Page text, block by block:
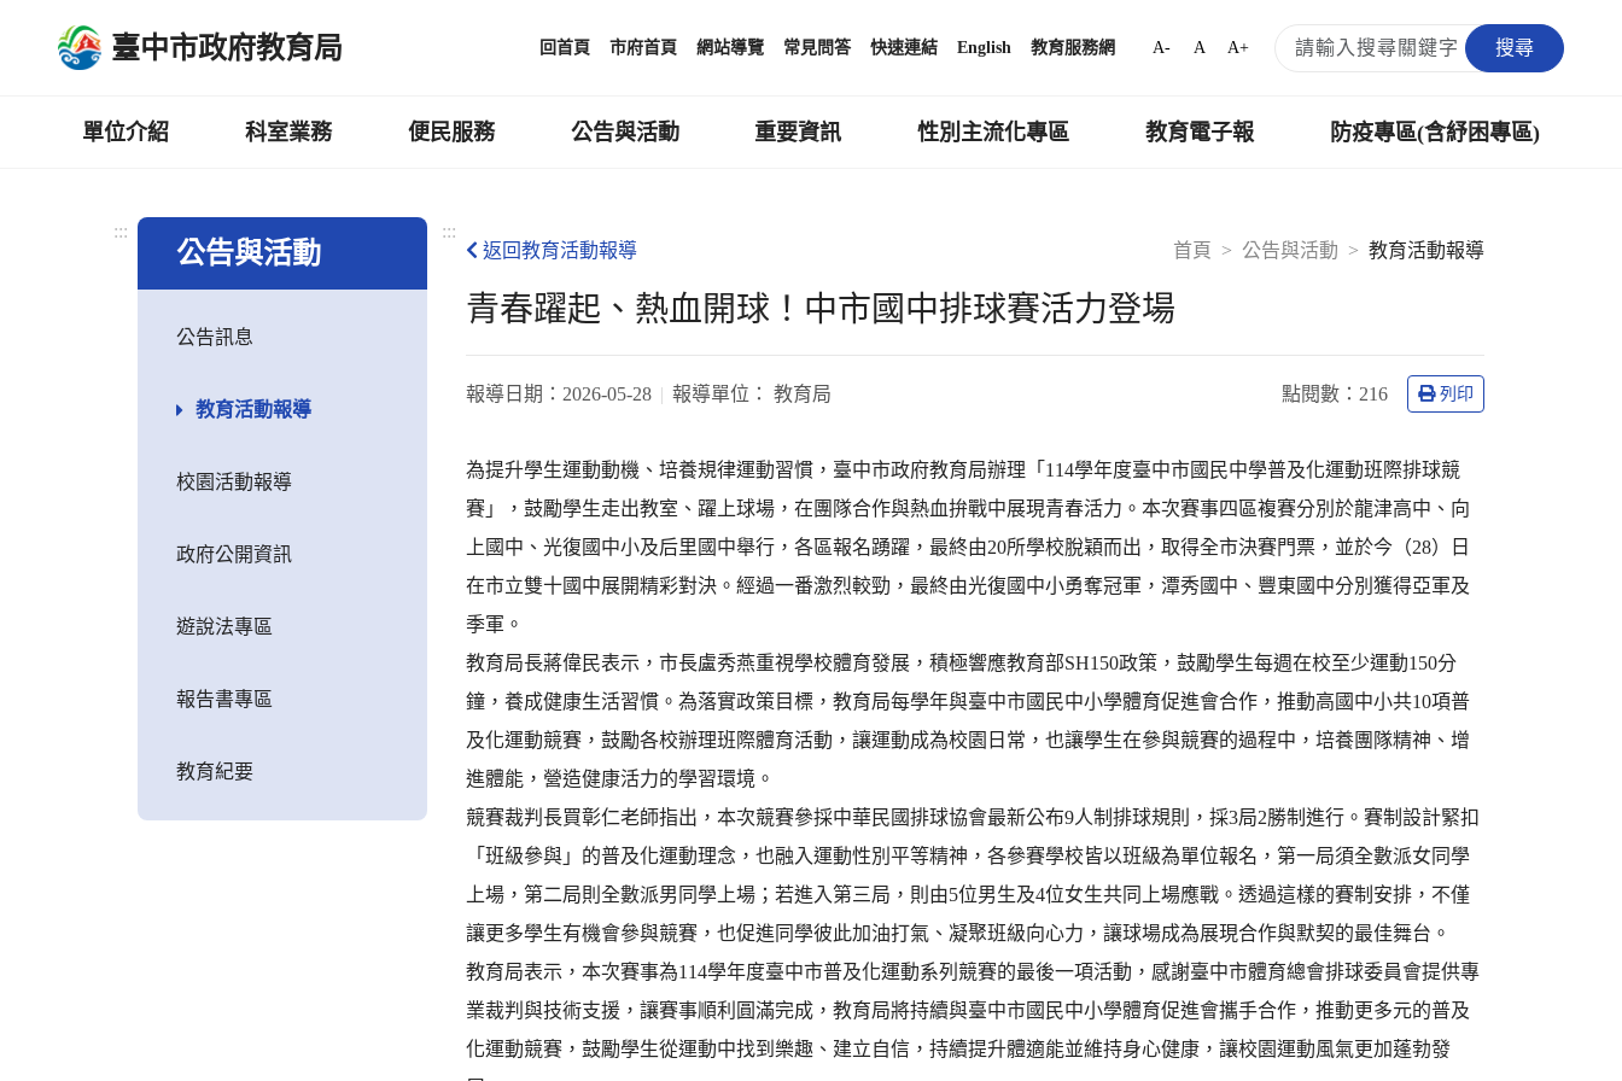
臺中市政府教育局 回首頁 市府首頁 網站導覽 常見問答 快速連結 English 教育服務網 A- A A+ 搜尋
單位介紹 科室業務 便民服務 公告與活動 重要資訊 性別主流化專區 教育電子報 防疫專區(含紓困專區)
:::
公告與活動
公告訊息
教育活動報導
校園活動報導
政府公開資訊
遊說法專區
報告書專區
教育紀要
:::
首頁
公告與活動 教育活動報導
返回教育活動報導
青春躍起、熱血開球！中市國中排球賽活力登場
報導日期： 2026-05-28 報導單位： 教育局 點閱數： 216 列印
為提升學生運動動機、培養規律運動習慣，臺中市政府教育局辦理「114學年度臺中市國民中學普及化運動班際排球競
賽」，鼓勵學生走出教室、躍上球場，在團隊合作與熱血拚戰中展現青春活力。本次賽事四區複賽分別於龍津高中、向
上國中、光復國中小及后里國中舉行，各區報名踴躍，最終由20所學校脫穎而出，取得全市決賽門票，並於今（28）日
在市立雙十國中展開精彩對決。經過一番激烈較勁，最終由光復國中小勇奪冠軍，潭秀國中、豐東國中分別獲得亞軍及
季軍。
教育局長蔣偉民表示，市長盧秀燕重視學校體育發展，積極響應教育部SH150政策，鼓勵學生每週在校至少運動150分
鐘，養成健康生活習慣。為落實政策目標，教育局每學年與臺中市國民中小學體育促進會合作，推動高國中小共10項普
及化運動競賽，鼓勵各校辦理班際體育活動，讓運動成為校園日常，也讓學生在參與競賽的過程中，培養團隊精神、增
進體能，營造健康活力的學習環境。
競賽裁判長買彰仁老師指出，本次競賽參採中華民國排球協會最新公布9人制排球規則，採3局2勝制進行。賽制設計緊扣
「班級參與」的普及化運動理念，也融入運動性別平等精神，各參賽學校皆以班級為單位報名，第一局須全數派女同學
上場，第二局則全數派男同學上場；若進入第三局，則由5位男生及4位女生共同上場應戰。透過這樣的賽制安排，不僅
讓更多學生有機會參與競賽，也促進同學彼此加油打氣、凝聚班級向心力，讓球場成為展現合作與默契的最佳舞台。
教育局表示，本次賽事為114學年度臺中市普及化運動系列競賽的最後一項活動，感謝臺中市體育總會排球委員會提供專
業裁判與技術支援，讓賽事順利圓滿完成，教育局將持續與臺中市國民中小學體育促進會攜手合作，推動更多元的普及
化運動競賽，鼓勵學生從運動中找到樂趣、建立自信，持續提升體適能並維持身心健康，讓校園運動風氣更加蓬勃發